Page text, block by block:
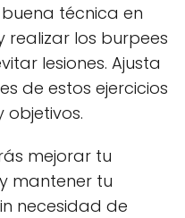
técnica en
realizar los burpees
lesiones. Ajusta
de estos ejercicios
mejorar tu
y mantener tu
necesidad de